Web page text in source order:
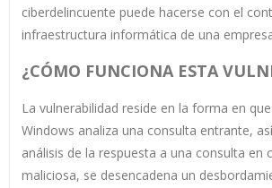
ciberdelincuente puede hacerse con el
infraestructura informática de una
¿CÓMO FUNCIONA ESTA
La vulnerabilidad reside en la forma en
Windows analiza una consulta entrante,
análisis de la respuesta a una consulta en
maliciosa, se desencadena un